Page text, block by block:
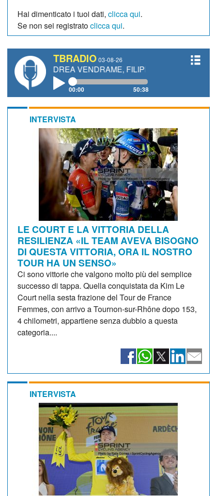
Hai dimenticato i tuoi dati, clicca qui.
Se non sei registratoclicca qui.
TBRADIO 03-08-26
VENDRAME, FILIPPO FIORELLI
00:00 50:38
INTERVISTA
LE COURT E LA VITTORIA DELLA
RESILIENZA «IL TEAM AVEVA BISOGNO
DI QUESTA VITTORIA, ORA IL NOSTRO
TOUR HA UN SENSO»
Ci sono vittorie che valgono molto più del semplice
successo di tappa. Quella conquistata da Kim Le
Court nella sesta frazione del Tour de France
Femmes, con arrivo a Tournon-sur-Rhône dopo 153,
4 chilometri, appartiene senza dubbio a questa
categoria....
INTERVISTA